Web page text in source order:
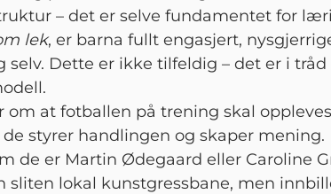
– det er selve fundamentet for
lek, er barna fullt engasjert,
selv. Dette er ikke tilfeldig – det er i tråd
om at fotballen på trening skal
styrer handlingen og skaper mening.
de er Martin Ødegaard eller Caroline
sliten lokal kunstgressbane, men